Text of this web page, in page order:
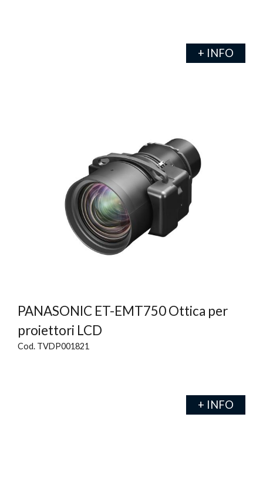
+ INFO
PANASONIC ET-EMT750 Ottica per
proiettori LCD
Cod. TVDP001821
+ INFO